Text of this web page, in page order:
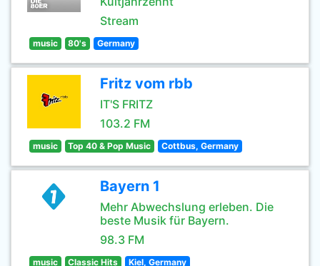
Stream
music 80's Germany
Fritz vom rbb
IT'S FRITZ
103.2 FM
music Top 40 & Pop Music Cottbus, Germany
Bayern 1
Mehr Abwechslung erleben. Die
beste Musik für Bayern.
98.3 FM
music Classic Hits Kiel, Germany